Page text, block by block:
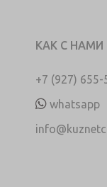
КАК С
+7 (927) 655-
whatsapp